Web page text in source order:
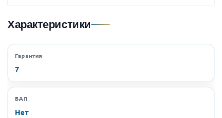
Характеристики
Гарантия
7
БАП
Нет